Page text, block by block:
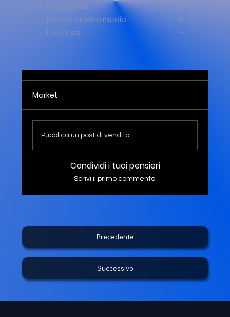
Population
Prezzo storico medio
Foilatura
0
0
-
Precedente
Successivo
Market
Pubblica un post di vendita
Condividi i tuoi pensieri
Scrivi il primo commento.